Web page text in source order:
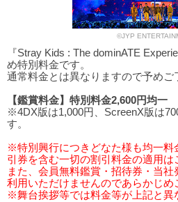
©JYP
『Stray Kids : The dominATE
め特別料金です。
通常料金とは異なりますので予めご
【鑑賞料金】特別料金2,600円均一
※4DX版は1,000円、ScreenX版は
す。
※特別興行につきどなた様も均一料
引券を含む一切の割引料金の適用は
また、会員無料鑑賞・招待券・当
利用いただけませんのであらかじめ
※舞台挨拶等では料金等が上記と異